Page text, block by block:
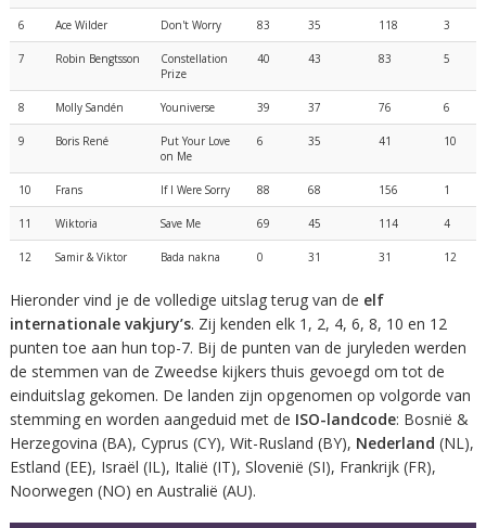
6 Ace Wilder Don't Worry 83 35 118 3
7 Robin Bengtsson
Constellation
Prize
40 43 83 5
8 Molly Sandén Youniverse 39 37 76 6
9 Boris René
Put Your Love
on Me
6 35 41 10
10 Frans If I Were Sorry 88 68 156 1
11 Wiktoria Save Me 69 45 114 4
12 Samir & Viktor Bada nakna 0 31 31 12
Hieronder vind je de volledige uitslag terug van de elf
internationale vakjury’s. Zij kenden elk 1, 2, 4, 6, 8, 10 en 12
punten toe aan hun top-7. Bij de punten van de juryleden werden
de stemmen van de Zweedse kijkers thuis gevoegd om tot de
einduitslag gekomen. De landen zijn opgenomen op volgorde van
stemming en worden aangeduid met de ISO-landcode: Bosnië &
Herzegovina (BA), Cyprus (CY), Wit-Rusland (BY), Nederland (NL),
Estland (EE), Israël (IL), Italië (IT), Slovenië (SI), Frankrijk (FR),
Noorwegen (NO) en Australië (AU).